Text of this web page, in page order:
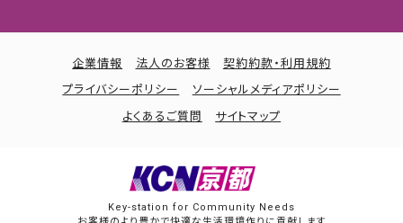
企業情報 法人のお客様
契約約款・利用規約
プライバシーポリシー
ソーシャルメディアポリシー
よくあるご質問
サイトマップ
Key-station for Community Needs